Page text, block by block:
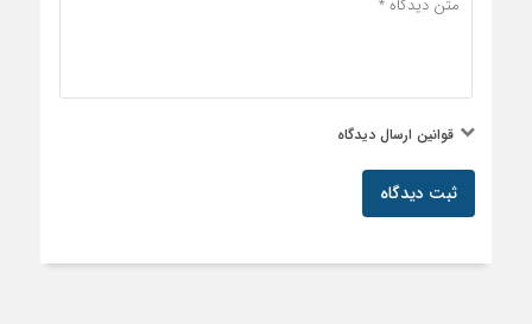
قوانین ارسال دیدگاه
ثبت دیدگاه